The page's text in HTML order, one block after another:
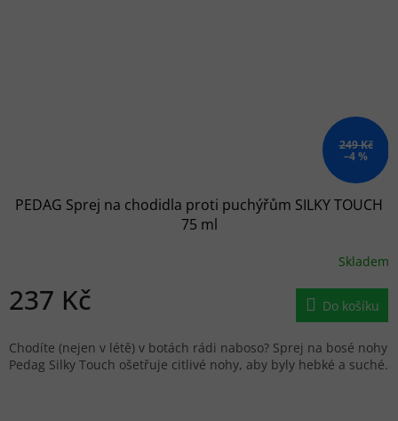
249 Kč
–4 %
PEDAG Sprej na chodidla proti puchýřům SILKY TOUCH
75 ml
Skladem
237 Kč Do košíku
Chodíte (nejen v létě) v botách rádi naboso? Sprej na bosé nohy
Pedag Silky Touch ošetřuje citlivé nohy, aby byly hebké a suché.